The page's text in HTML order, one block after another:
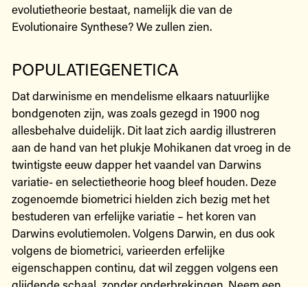
evolutietheorie bestaat, namelijk die van de
Evolutionaire Synthese? We zullen zien.
POPULATIEGENETICA
Dat darwinisme en mendelisme elkaars natuurlijke
bondgenoten zijn, was zoals gezegd in 1900 nog
allesbehalve duidelijk. Dit laat zich aardig illustreren
aan de hand van het plukje Mohikanen dat vroeg in de
twintigste eeuw dapper het vaandel van Darwins
variatie- en selectietheorie hoog bleef houden. Deze
zogenoemde biometrici hielden zich bezig met het
bestuderen van erfelijke variatie – het koren van
Darwins evolutiemolen. Volgens Darwin, en dus ook
volgens de biometrici, varieerden erfelijke
eigenschappen continu, dat wil zeggen volgens een